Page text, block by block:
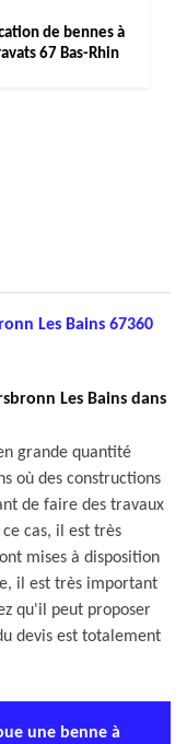
de bennes à
67 Bas-Rhin
Les Bains 67360
Les Bains dans
grande quantité
où des constructions
de faire des travaux
cas, il est très
mises à disposition
il est très important
qu'il peut proposer
devis est totalement
une benne à